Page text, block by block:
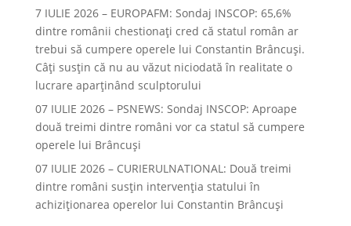
7 IULIE 2026 – EUROPAFM: Sondaj INSCOP: 65,6%
dintre românii chestionați cred că statul român ar
trebui să cumpere operele lui Constantin Brâncuși.
Câți susțin că nu au văzut niciodată în realitate o
lucrare aparținând sculptorului
07 IULIE 2026 – PSNEWS: Sondaj INSCOP: Aproape
două treimi dintre români vor ca statul să cumpere
operele lui Brâncuși
07 IULIE 2026 – CURIERULNATIONAL: Două treimi
dintre români susțin intervenția statului în
achiziționarea operelor lui Constantin Brâncuși